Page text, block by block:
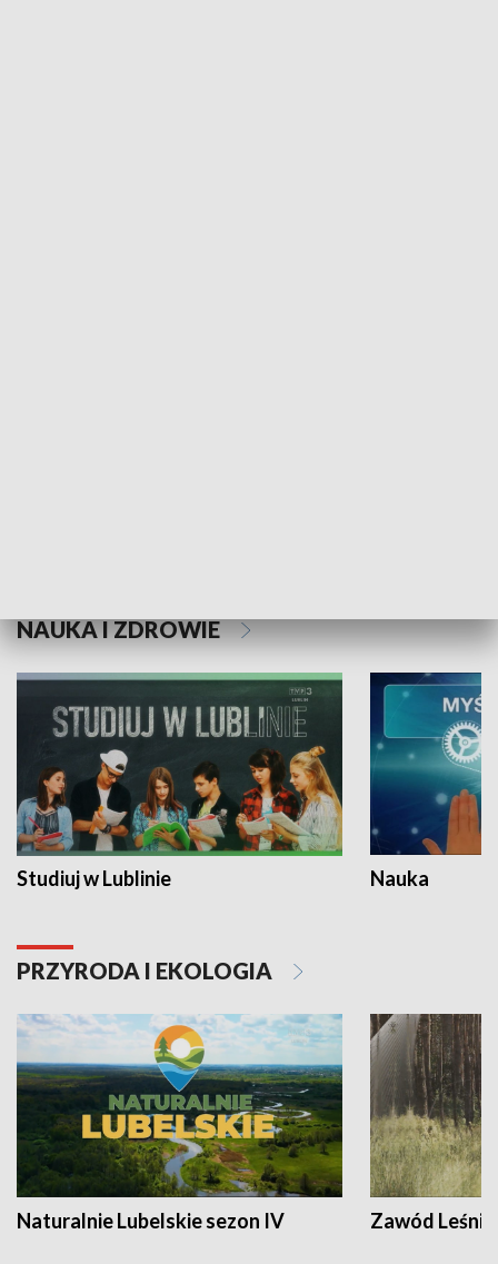
NAUKA I ZDROWIE
Studiuj w Lublinie Nauka
PRZYRODA I EKOLOGIA
Naturalnie Lubelskie sezon IV Zawód Leśnik